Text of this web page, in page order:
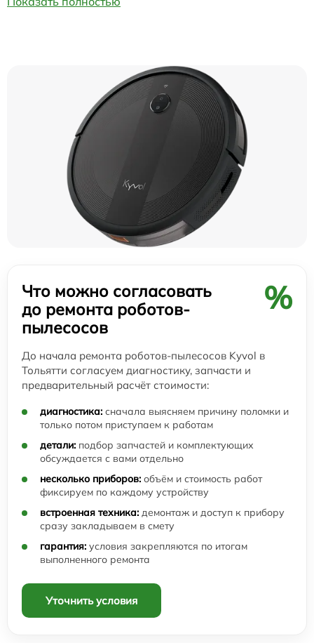
Что можно согласовать
до ремонта роботов-
пылесосов
%
До начала ремонта роботов-пылесосов Kyvol в
Тольятти согласуем диагностику, запчасти и
предварительный расчёт стоимости:
диагностика: сначала выясняем причину поломки и
только потом приступаем к работам
детали: подбор запчастей и комплектующих
обсуждается с вами отдельно
несколько приборов: объём и стоимость работ
фиксируем по каждому устройству
встроенная техника: демонтаж и доступ к прибору
сразу закладываем в смету
гарантия: условия закрепляются по итогам
выполненного ремонта
Уточнить условия